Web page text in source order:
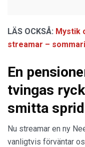
LÄS OCKSÅ: Mystik
streamar –
En
tvingas
smitta
Nu streamar en ny
vanligtvis förväntar